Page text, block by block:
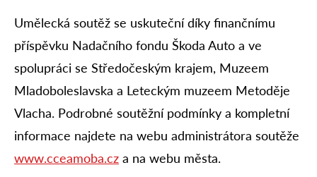
Umělecká soutěž se uskuteční díky finančnímu
příspěvku Nadačního fondu Škoda Auto a ve
spolupráci se Středočeským krajem, Muzeem
Mladoboleslavska a Leteckým muzeem Metoděje
Vlacha. Podrobné soutěžní podmínky a kompletní
informace najdete na webu administrátora soutěže
www.cceamoba.cz a na webu města.